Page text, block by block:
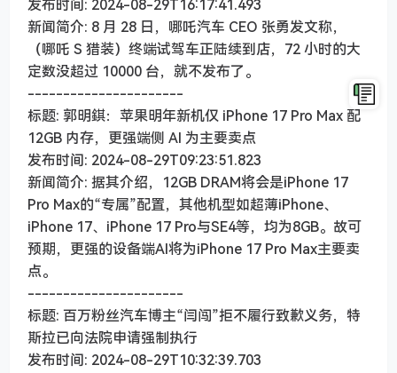
发布时间: 2024-08-29T16:17:41.493
新闻简介: 8 月 28 日，哪吒汽车 CEO 张勇发文称，
（哪吒 S 猎装）终端试驾车正陆续到店，72 小时的大
定数没超过 10000 台，就不发布了。
----------------------
标题: 郭明錤：苹果明年新机仅 iPhone 17 Pro Max 配
12GB 内存，更强端侧 AI 为主要卖点
发布时间: 2024-08-29T09:23:51.823
新闻简介: 据其介绍，12GB DRAM将会是iPhone 17
Pro Max的“专属”配置，其他机型如超薄iPhone、
iPhone 17、iPhone 17 Pro与SE4等，均为8GB。故可
预期，更强的设备端AI将为iPhone 17 Pro Max主要卖
点。
----------------------
标题: 百万粉丝汽车博主“闫闯”拒不履行致歉义务，特
斯拉已向法院申请强制执行
发布时间: 2024-08-29T10:32:39.703